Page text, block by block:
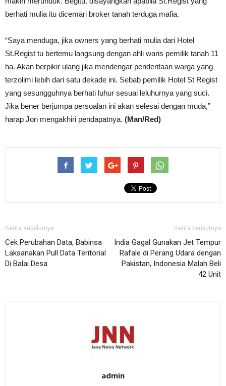
berhati mulia itu dicemari broker tanah terduga mafia.
“Saya menduga, jika owners yang berhati mulia dari Hotel
St.Regist tu bertemu langsung dengan ahli waris pemilik tanah 11
ha. Akan berpikir ulang jika mendengar penderitaan warga yang
terzolimi lebih dari satu dekade ini. Sebab pemilik Hotel St Regist
yang sesungguhnya berhati luhur sesuai leluhurnya yang suci.
Jika bener berjumpa persoalan ini akan selesai dengan muda,”
harap Jon mengakhiri pendapatnya. (Man/Red)
Berita sebelumya
Cek Perubahan Data, Babinsa
Laksanakan Pull Data Teritorial
Di Balai Desa
Berita berikutnya
India Gagal Gunakan Jet Tempur
Rafale di Perang Udara dengan
Pakistan, Indonesia Malah Beli
42 Unit
admin